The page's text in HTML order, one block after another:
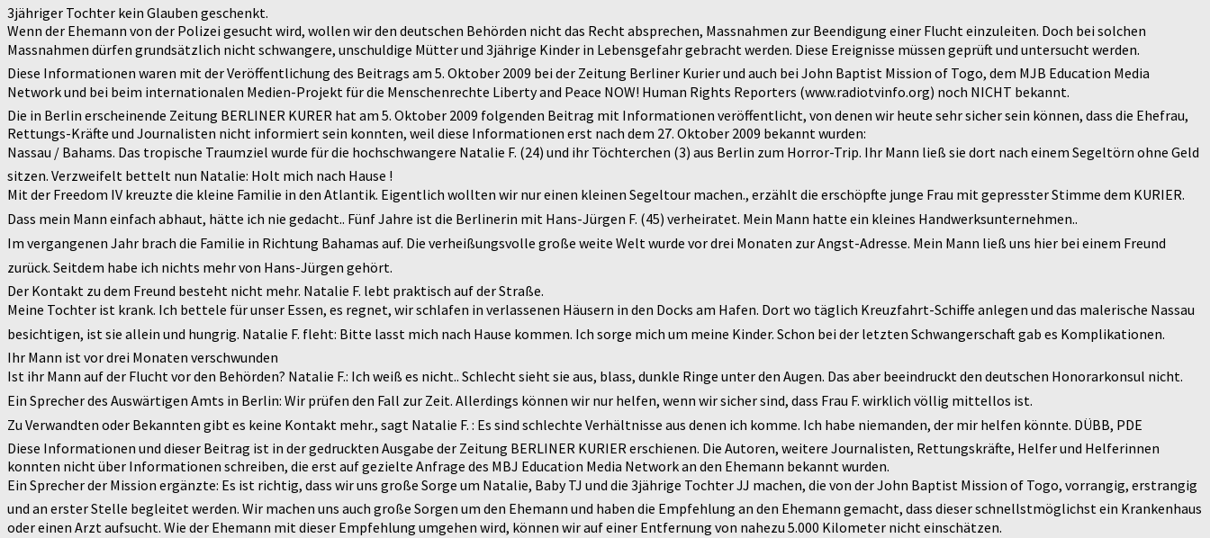
3jähriger Tochter kein Glauben geschenkt.
Wenn der Ehemann von der Polizei gesucht wird, wollen wir den deutschen Behörden nicht das Recht absprechen, Massnahmen zur Beendigung einer Flucht einzuleiten. Doch bei solchen
Massnahmen dürfen grundsätzlich nicht schwangere, unschuldige Mütter und 3jährige Kinder in Lebensgefahr gebracht werden. Diese Ereignisse müssen geprüft und untersucht werden.
Diese Informationen waren mit der Veröffentlichung des Beitrags am 5. Oktober 2009 bei der Zeitung Berliner Kurier und auch bei John Baptist Mission of Togo, dem MJB Education Media
Network und bei beim internationalen Medien-Projekt für die Menschenrechte Liberty and Peace NOW! Human Rights Reporters (www.radiotvinfo.org) noch NICHT bekannt.
Die in Berlin erscheinende Zeitung BERLINER KURER hat am 5. Oktober 2009 folgenden Beitrag mit Informationen veröffentlicht, von denen wir heute sehr sicher sein können, dass die Ehefrau,
Rettungs-Kräfte und Journalisten nicht informiert sein konnten, weil diese Informationen erst nach dem 27. Oktober 2009 bekannt wurden:
Nassau / Bahams. Das tropische Traumziel wurde für die hochschwangere Natalie F. (24) und ihr Töchterchen (3) aus Berlin zum Horror-Trip. Ihr Mann ließ sie dort nach einem Segeltörn ohne Geld
sitzen. Verzweifelt bettelt nun Natalie: Holt mich nach Hause !
Mit der Freedom IV kreuzte die kleine Familie in den Atlantik. Eigentlich wollten wir nur einen kleinen Segeltour machen., erzählt die erschöpfte junge Frau mit gepresster Stimme dem KURIER.
Dass mein Mann einfach abhaut, hätte ich nie gedacht.. Fünf Jahre ist die Berlinerin mit Hans-Jürgen F. (45) verheiratet. Mein Mann hatte ein kleines Handwerksunternehmen..
Im vergangenen Jahr brach die Familie in Richtung Bahamas auf. Die verheißungsvolle große weite Welt wurde vor drei Monaten zur Angst-Adresse. Mein Mann ließ uns hier bei einem Freund
zurück. Seitdem habe ich nichts mehr von Hans-Jürgen gehört.
Der Kontakt zu dem Freund besteht nicht mehr. Natalie F. lebt praktisch auf der Straße.
Meine Tochter ist krank. Ich bettele für unser Essen, es regnet, wir schlafen in verlassenen Häusern in den Docks am Hafen. Dort wo täglich Kreuzfahrt-Schiffe anlegen und das malerische Nassau
besichtigen, ist sie allein und hungrig. Natalie F. fleht: Bitte lasst mich nach Hause kommen. Ich sorge mich um meine Kinder. Schon bei der letzten Schwangerschaft gab es Komplikationen.
Ihr Mann ist vor drei Monaten verschwunden
Ist ihr Mann auf der Flucht vor den Behörden? Natalie F.: Ich weiß es nicht.. Schlecht sieht sie aus, blass, dunkle Ringe unter den Augen. Das aber beeindruckt den deutschen Honorarkonsul nicht.
Ein Sprecher des Auswärtigen Amts in Berlin: Wir prüfen den Fall zur Zeit. Allerdings können wir nur helfen, wenn wir sicher sind, dass Frau F. wirklich völlig mittellos ist.
Zu Verwandten oder Bekannten gibt es keine Kontakt mehr., sagt Natalie F. : Es sind schlechte Verhältnisse aus denen ich komme. Ich habe niemanden, der mir helfen könnte. DÜBB, PDE
Diese Informationen und dieser Beitrag ist in der gedruckten Ausgabe der Zeitung BERLINER KURIER erschienen. Die Autoren, weitere Journalisten, Rettungskräfte, Helfer und Helferinnen
konnten nicht über Informationen schreiben, die erst auf gezielte Anfrage des MBJ Education Media Network an den Ehemann bekannt wurden.
Ein Sprecher der Mission ergänzte: Es ist richtig, dass wir uns große Sorge um Natalie, Baby TJ und die 3jährige Tochter JJ machen, die von der John Baptist Mission of Togo, vorrangig, erstrangig
und an erster Stelle begleitet werden. Wir machen uns auch große Sorgen um den Ehemann und haben die Empfehlung an den Ehemann gemacht, dass dieser schnellstmöglichst ein Krankenhaus
oder einen Arzt aufsucht. Wie der Ehemann mit dieser Empfehlung umgehen wird, können wir auf einer Entfernung von nahezu 5.000 Kilometer nicht einschätzen.